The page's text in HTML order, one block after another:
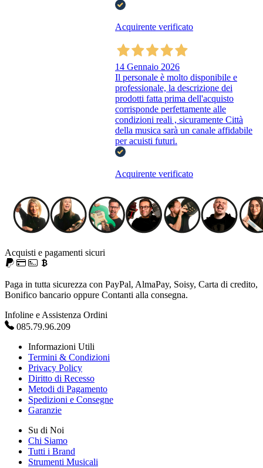
Acquirente verificato
14 Gennaio 2026
Il personale è molto disponibile e
professionale, la descrizione dei
prodotti fatta prima dell'acquisto
corrisponde perfettamente alle
condizioni reali , sicuramente Città
della musica sarà un canale affidabile
per acuisti futuri.
Acquirente verificato
Acquisti e pagamenti sicuri
Paga in tutta sicurezza con PayPal, AlmaPay, Soisy, Carta di credito,
Bonifico bancario oppure Contanti alla consegna.
Infoline e Assistenza Ordini
085.79.96.209
Informazioni Utili
Termini & Condizioni
Privacy Policy
Diritto di Recesso
Metodi di Pagamento
Spedizioni e Consegne
Garanzie
Su di Noi
Chi Siamo
Tutti i Brand
Strumenti Musicali